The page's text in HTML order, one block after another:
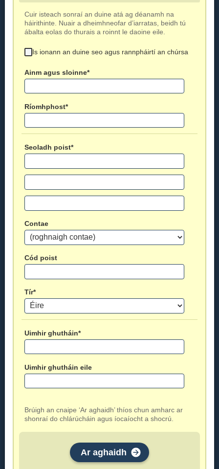
Cuir isteach sonraí an duine atá ag déanamh na
háirithinte. Nuair a dheimhneofar d’iarratas, beidh tú
ábalta eolas do thurais a roinnt le daoine eile.
Is ionann an duine seo agus rannpháirtí an chúrsa
Ainm agus sloinne*
Ríomhphost*
Seoladh poist*
Contae
Cód poist
Tír*
Uimhir ghutháin*
Uimhir ghutháin eile
Brúigh an cnaipe ‘Ar aghaidh’ thíos chun amharc ar
shonraí do chlárúcháin agus íocaíocht a shocrú.
Ar aghaidh